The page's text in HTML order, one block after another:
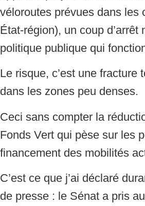
véloroutes prévues dans les
État-région), un coup d’arrêt
politique publique qui
Le risque, c’est une fracture
dans les zones peu denses.
Ceci sans compter la
Fonds Vert qui pèse sur les
financement des mobilités
C’est ce que j’ai déclaré
de presse : le Sénat a pris